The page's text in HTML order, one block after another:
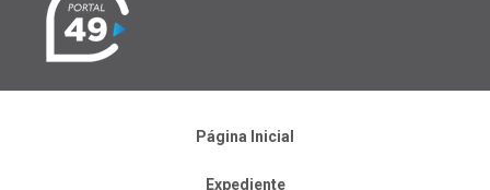
Página Inicial
Expediente